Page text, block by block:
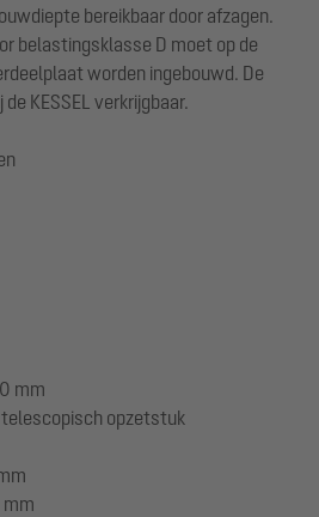
bereikbaar door afzagen.
belastingsklasse D moet op de
worden ingebouwd. De
KESSEL verkrijgbaar.
mm
opzetstuk
mm